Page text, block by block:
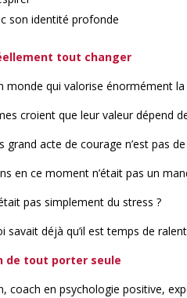
son identité profonde
tout changer
monde qui valorise énormément
croient que leur valeur dépend
acte de courage n’est pas
en ce moment n’était pas un
pas simplement du stress ?
savait déjà qu’il est temps de
de tout porter seule
coach en psychologie positive,